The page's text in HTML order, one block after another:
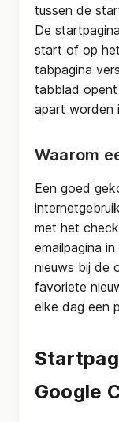
tussen de
De
start of op
tabpagina
tabblad opent
apart worden
Waarom
Een goed
met het
emailpagina
nieuws bij de
favoriete
elke dag een
Google